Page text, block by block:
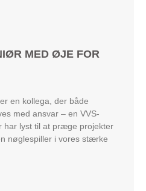
MED ØJE FOR
en kollega, der både
med ansvar – en VVS-
har lyst til at præge projekter
nøglespiller i vores stærke